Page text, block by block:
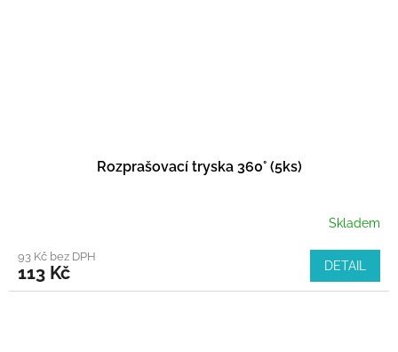
Rozprašovací tryska 360° (5ks)
Skladem
93 Kč bez DPH
113 Kč DETAIL